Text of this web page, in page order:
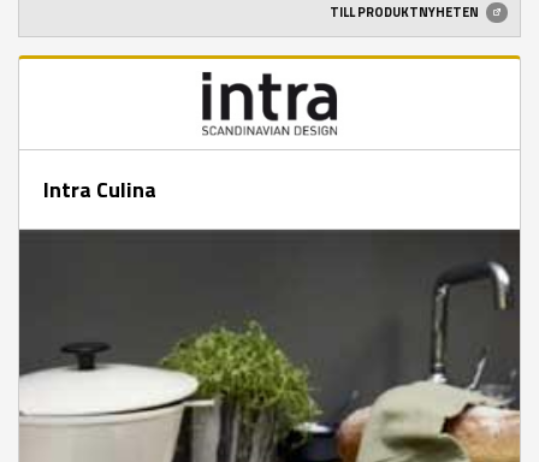
TILL PRODUKTNYHETEN
Intra Culina